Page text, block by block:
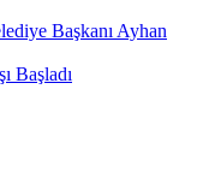
Başkanı Ayhan
Başladı